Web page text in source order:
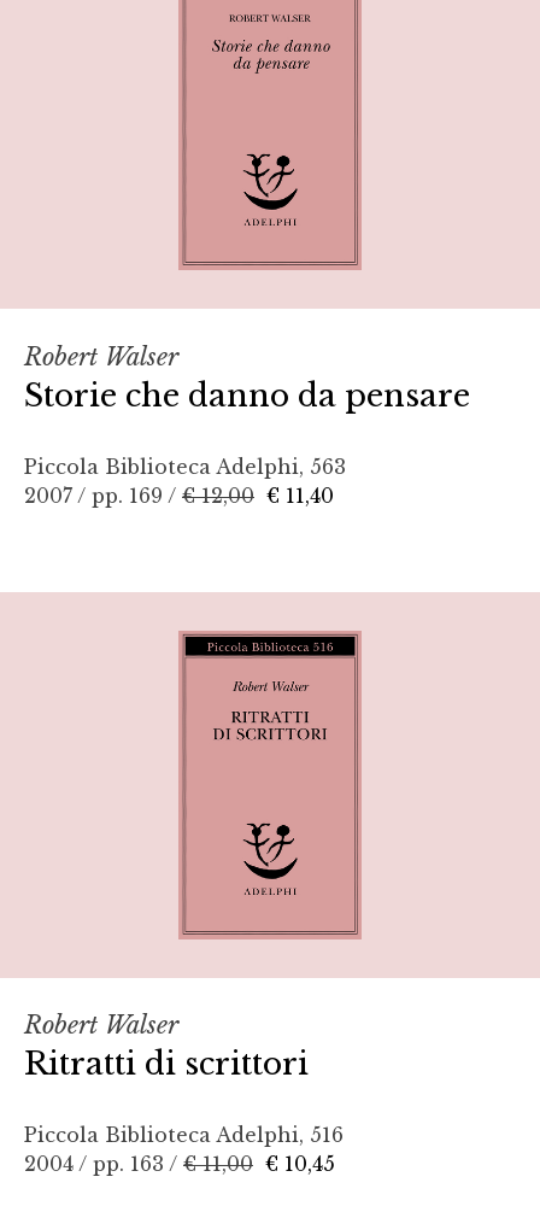
Robert Walser
Storie che danno da pensare
Piccola Biblioteca Adelphi, 563
2007 / pp. 169 / € 12,00 € 11,40
Robert Walser
Ritratti di scrittori
Piccola Biblioteca Adelphi, 516
2004 / pp. 163 / € 11,00 € 10,45